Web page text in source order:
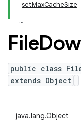
setMaxCacheSize
File
public class
extends Object
java.lang.Object